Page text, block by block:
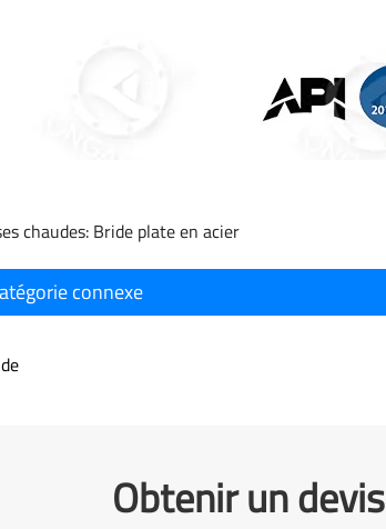
chaudes: Bride plate en acier
connexe
Obtenir un devis